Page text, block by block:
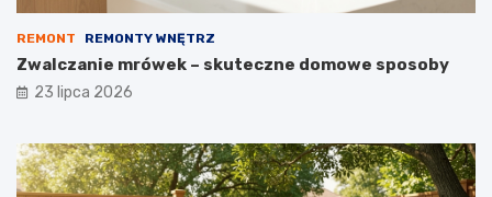
REMONT REMONTY WNĘTRZ
Zwalczanie mrówek – skuteczne domowe sposoby
23 lipca 2026